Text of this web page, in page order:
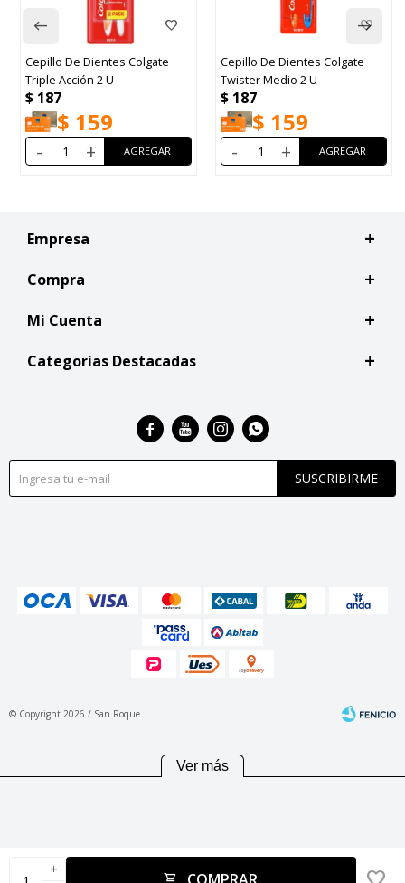
add
Cepillo De Dientes Colgate
Triple Acción 2 U
$ 187
$ 159
- +
Cepillo De Dientes Colgate
Twister Medio 2 U
$ 187
$ 159
- +
Empresa
Compra
Mi Cuenta
Categorías Destacadas
SUSCRIBIRME
   
© Copyright 2026 / San Roque
Ver más